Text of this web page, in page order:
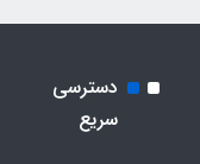
دسترسی
سریع